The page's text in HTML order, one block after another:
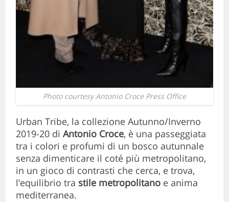
Photo courtesy Antonio Croce Press Office
Urban Tribe, la collezione Autunno/Inverno
2019-20 diAntonio Croce, è una passeggiata
tra i colori e profumi di un bosco autunnale
senza dimenticare il coté più metropolitano,
in un gioco di contrasti che cerca, e trova,
l’equilibrio tra stile metropolitano e anima
mediterranea.